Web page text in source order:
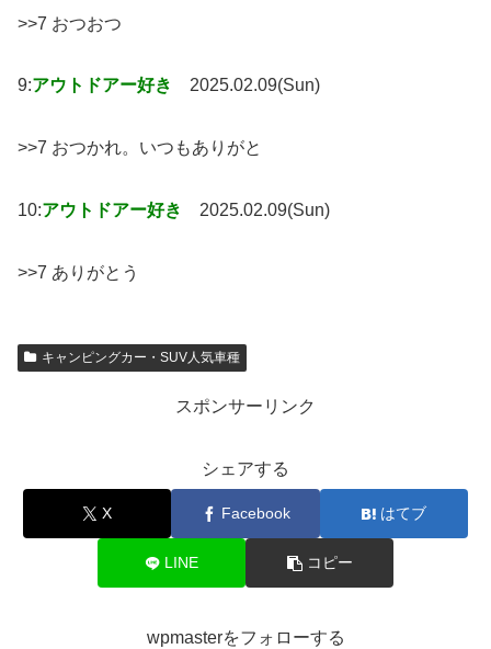
>>7 おつおつ
9:アウトドアー好き 2025.02.09(Sun)
>>7 おつかれ。いつもありがと
10:アウトドアー好き 2025.02.09(Sun)
>>7 ありがとう
キャンピングカー・SUV人気車種
スポンサーリンク
シェアする
X Facebook はてブ
LINE コピー
wpmasterをフォローする